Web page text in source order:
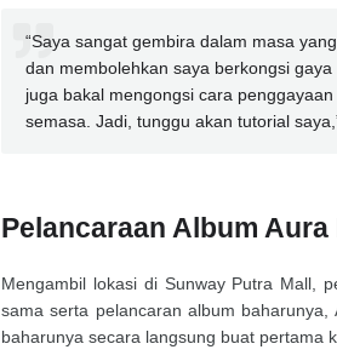
“Saya sangat gembira dalam masa
dan membolehkan saya berkongsi
juga bakal mengongsi cara
semasa. Jadi, tunggu akan tutorial
Pelancaraan Album Aura
Mengambil lokasi di Sunway Putra Mall,
sama serta pelancaran album
baharunya secara langsung buat pertama